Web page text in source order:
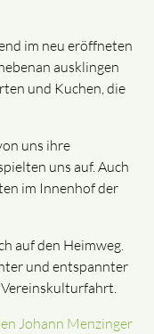
im neu eröffneten
ausklingen
und Kuchen, die
uns ihre
uns auf. Auch
im Innenhof der
auf den Heimweg.
und entspannter
Johann Menzinger